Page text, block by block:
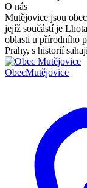
O nás
Mutějovice jsou
jejíž součástí je
oblasti u přírodního
Prahy, s historií
ObecMutějovice